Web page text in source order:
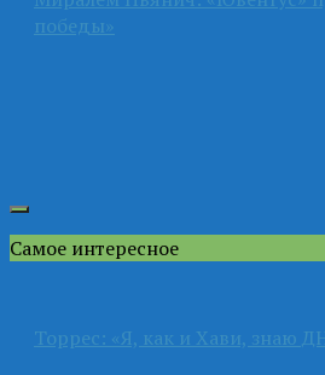
победы»
Самое интересное
Торрес: «Я, как и Хави, знаю